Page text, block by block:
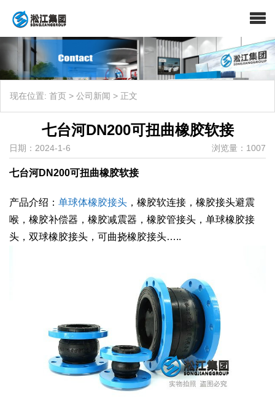
现在位置: 首页 > 公司新闻 > 正文
七台河DN200可扭曲橡胶软接
日期：2024-1-6 浏览量：1007
七台河DN200可扭曲橡胶软接
产品介绍： 单球体橡胶接头 ，橡胶软连接，橡胶接头避震
喉，橡胶补偿器，橡胶减震器，橡胶管接头，单球橡胶接
头，双球橡胶接头，可曲挠橡胶接头…..